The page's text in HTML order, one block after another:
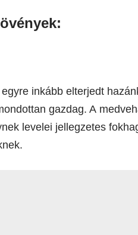
:
inkább elterjedt
gazdag. A
levelei jellegzetes